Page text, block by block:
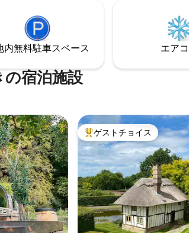
Innジンエンポリアムをは
ストラン、バー、アクティ
ます。 このユニークで魅力
隠れ家を体験するには、今
ださい。
内無料駐⁠車ス⁠ペ⁠ー⁠ス エア
宿泊施設
す。 大好評のゲストチョイスで
ゲストチョイス